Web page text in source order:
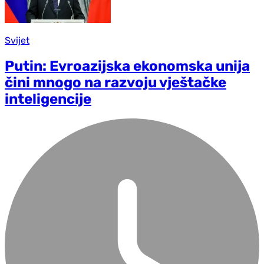
Svijet
Putin: Evroazijska ekonomska unija
čini mnogo na razvoju vještačke
inteligencije